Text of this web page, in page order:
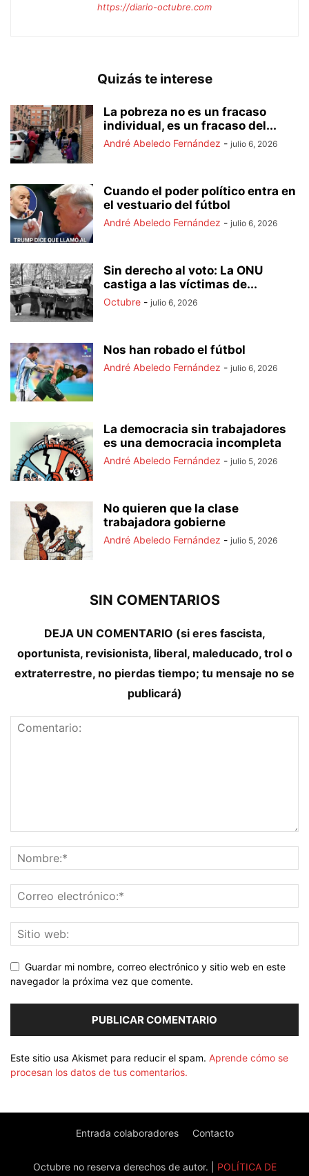
https://diario-octubre.com
Quizás te interese
La pobreza no es un fracaso
individual, es un fracaso del...
André Abeledo Fernández - julio 6, 2026
Cuando el poder político entra en
el vestuario del fútbol
André Abeledo Fernández - julio 6, 2026
Sin derecho al voto: La ONU
castiga a las víctimas de...
Octubre - julio 6, 2026
Nos han robado el fútbol
André Abeledo Fernández - julio 6, 2026
La democracia sin trabajadores
es una democracia incompleta
André Abeledo Fernández - julio 5, 2026
No quieren que la clase
trabajadora gobierne
André Abeledo Fernández - julio 5, 2026
SIN COMENTARIOS
DEJA UN COMENTARIO (si eres fascista,
oportunista, revisionista, liberal, maleducado, trol o
extraterrestre, no pierdas tiempo; tu mensaje no se
publicará)
Guardar mi nombre, correo electrónico y sitio web en este
navegador la próxima vez que comente.
Este sitio usa Akismet para reducir el spam. Aprende cómo se
procesan los datos de tus comentarios.
Entrada colaboradores Contacto
Octubre no reserva derechos de autor. | POLÍTICA DE